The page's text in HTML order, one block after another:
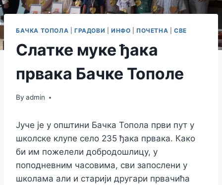
БАЧКА ТОПОЛА ГРАДОВИ ИНФО ПОЧЕТНА |СВЕ
Слатке муке ђака
првака Бачке Тополе
By admin
Јуче је у општини Бачка Топола први пут у
школске клупе село 235 ђака првака. Како
би им пожелели добродошлицу, у
поподневним часовима, сви запослени у
школама али и старији другари првачића